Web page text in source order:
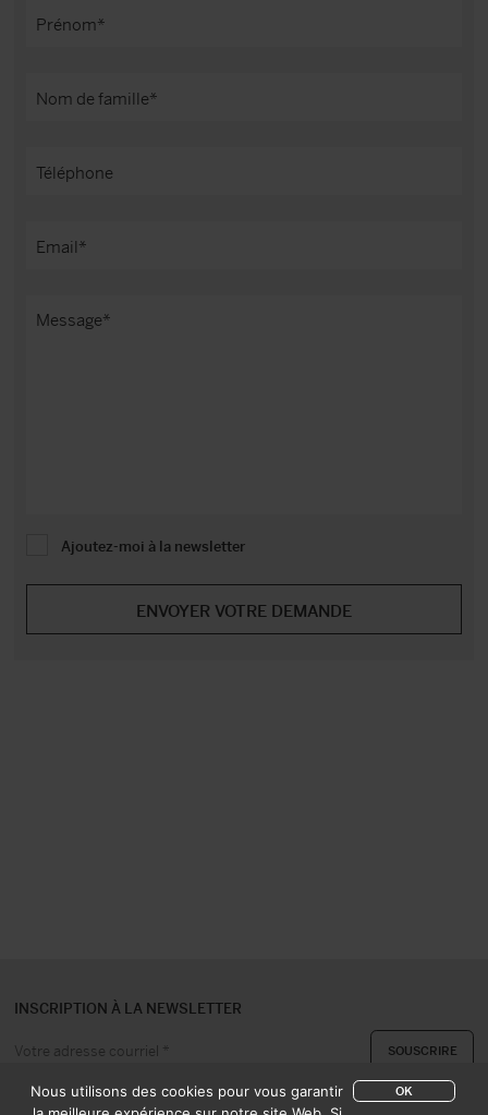
Ajoutez-moi à la newsletter
INSCRIPTION À LA NEWSLETTER
Nous utilisons des cookies pour vous garantir
OK